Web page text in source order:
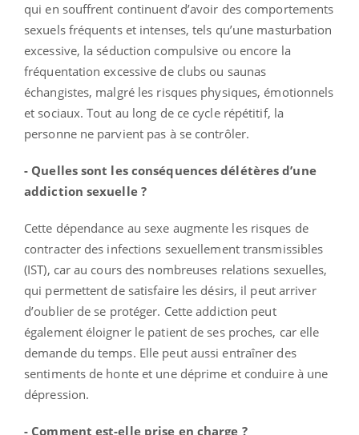
qui en souffrent continuent d’avoir des comportements
sexuels fréquents et intenses, tels qu’une masturbation
excessive, la séduction compulsive ou encore la
fréquentation excessive de clubs ou saunas
échangistes, malgré les risques physiques, émotionnels
et sociaux. Tout au long de ce cycle répétitif, la
personne ne parvient pas à se contrôler.
- Quelles sont les conséquences délétères d’une
addiction sexuelle ?
Cette dépendance au sexe augmente les risques de
contracter des infections sexuellement transmissibles
(IST), car au cours des nombreuses relations sexuelles,
qui permettent de satisfaire les désirs, il peut arriver
d’oublier de se protéger. Cette addiction peut
également éloigner le patient de ses proches, car elle
demande du temps. Elle peut aussi entraîner des
sentiments de honte et une déprime et conduire à une
dépression.
- Comment est-elle prise en charge ?